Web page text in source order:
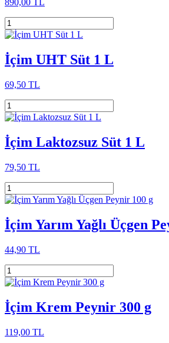
890,00 TL
İçim UHT Süt 1 L
69,50 TL
İçim Laktozsuz Süt 1 L
79,50 TL
İçim Yarım Yağlı Üçgen
44,90 TL
İçim Krem Peynir 300 g
119,00 TL